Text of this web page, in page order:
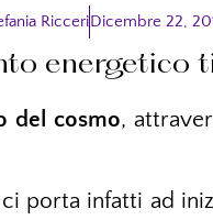
RicceriDicembre 22,
energetico
del cosmo,
porta infatti ad